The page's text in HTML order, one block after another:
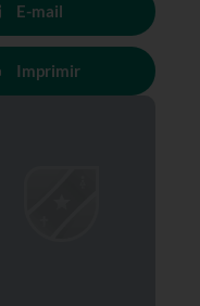
E-mail
Imprimir